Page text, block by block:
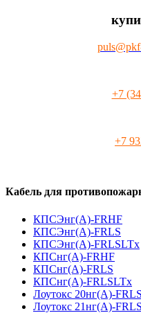
+7
+7
Кабель для
КПСЭнг(А)-FRHF
КПСЭнг(А)-FRLS
КПСЭнг(А)-FRLSLTx
КПСнг(А)-FRHF
КПСнг(А)-FRLS
КПСнг(А)-FRLSLTx
Лоутокс 20нг(А)-
Лоутокс 21нг(А)-